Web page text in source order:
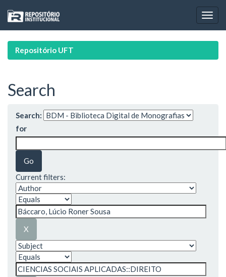
navigation
Repositório UFT
Search
Search:
for
Current filters: